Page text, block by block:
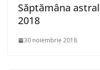
Săptămâna
2018
30 noiembrie 2018